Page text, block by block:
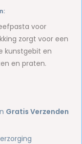
voor
zorgt voor een
kunstgebit en
en praten.
Gratis Verzenden